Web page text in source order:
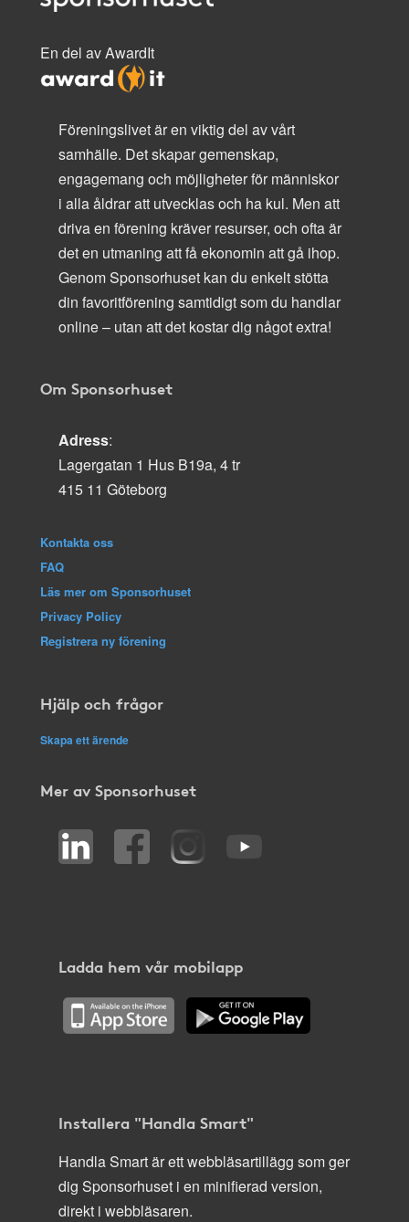
En del av AwardIt
Föreningslivet är en viktig del av vårt
samhälle. Det skapar gemenskap,
engagemang och möjligheter för människor
i alla åldrar att utvecklas och ha kul. Men att
driva en förening kräver resurser, och ofta är
det en utmaning att få ekonomin att gå ihop.
Genom Sponsorhuset kan du enkelt stötta
din favoritförening samtidigt som du handlar
online – utan att det kostar dig något extra!
Om Sponsorhuset
Adress:
Lagergatan 1 Hus B19a, 4 tr
415 11 Göteborg
Kontakta oss
FAQ
Läs mer om Sponsorhuset
Privacy Policy
Registrera ny förening
Hjälp och frågor
Skapa ett ärende
Mer av Sponsorhuset
Ladda hem vår mobilapp
Installera "Handla Smart"
Handla Smart är ett webbläsartillägg som ger
dig Sponsorhuset i en minifierad version,
direkt i webbläsaren.